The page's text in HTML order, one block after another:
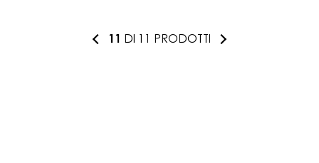
DI 11 PRODOTTI